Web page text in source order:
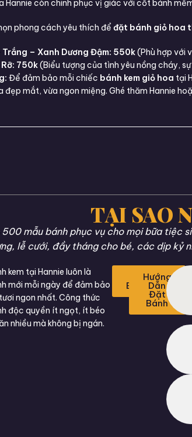
Hannie còn chinh phục vị giác với cốt bánh
phong cách yêu thích để đặt bánh giỏ hoa
Trắng – Xanh Dương Đậm: 550k(Phù hợp với
750k(Biểu tượng của tình yêu nồng cháy,
Để đảm bảo mỗi chiếc bánh kem giỏ hoa tại
đẹp mắt, vừa ngon miệng. Ghé thăm Hannie
TẠI SAO
500 mẫu bánh phục vụ cho mọi bữa tiệc
lễ cưới, đầy tháng cho bé, các dịp kỷ
kem tại Hannie luôn là
mới mỗi ngày để đảm bảo
ngon nhất. Công thức
độc quyền ít ngọt, ít béo
nhiều mà không bị ngán.
Đặt
Bánh
Hướng
Dẫn
Đặt
Bánh